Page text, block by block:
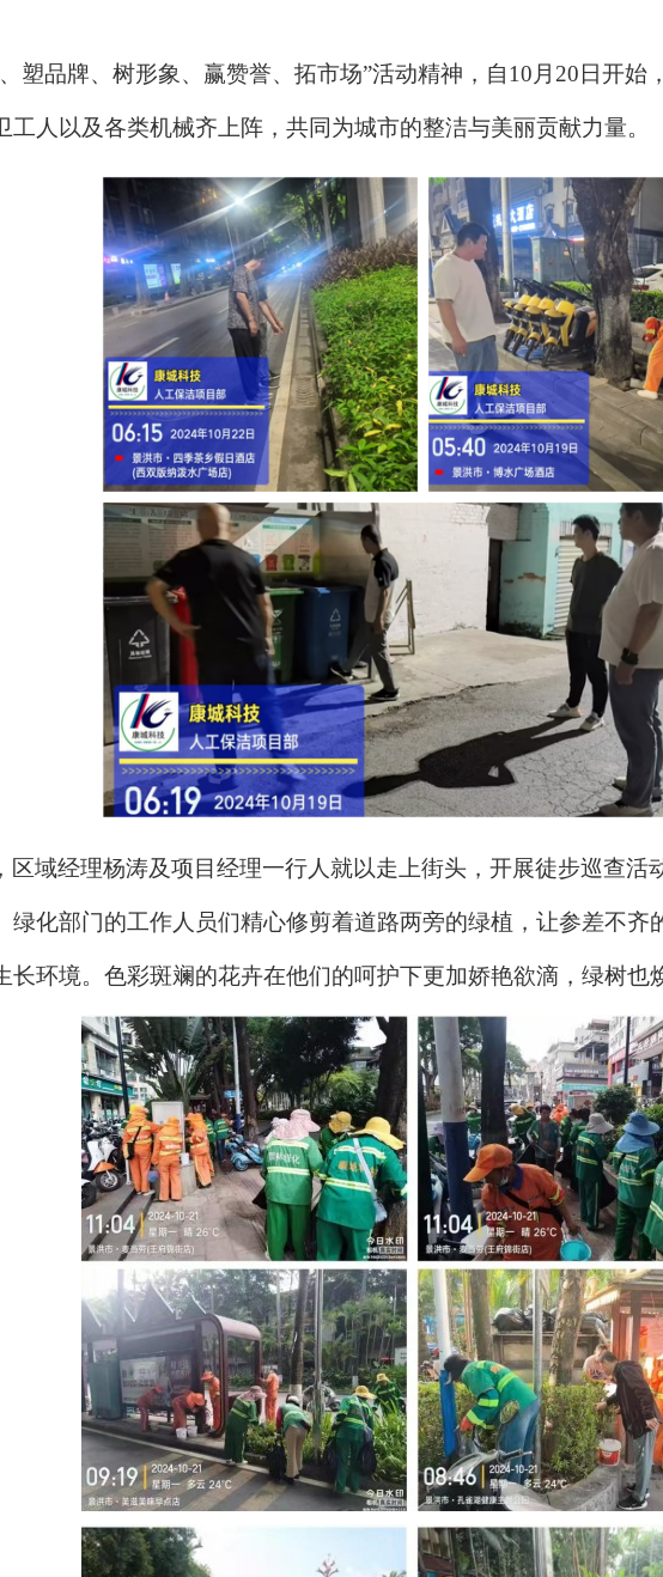
塑品牌、树形象、赢赞誉、拓市场”活动精神，自10 月 20日开始
工人以及各类机械齐上阵，共同为城市的整洁与美丽贡献力量。
区域经理杨涛及项目经理一行人就以走上街头， 开展徒步巡查活
绿化部门的工作人员们精心修剪着道路两旁的绿植，让参差不
环境。色彩斑斓的花卉在他们的呵护下更加娇艳欲滴，绿树也